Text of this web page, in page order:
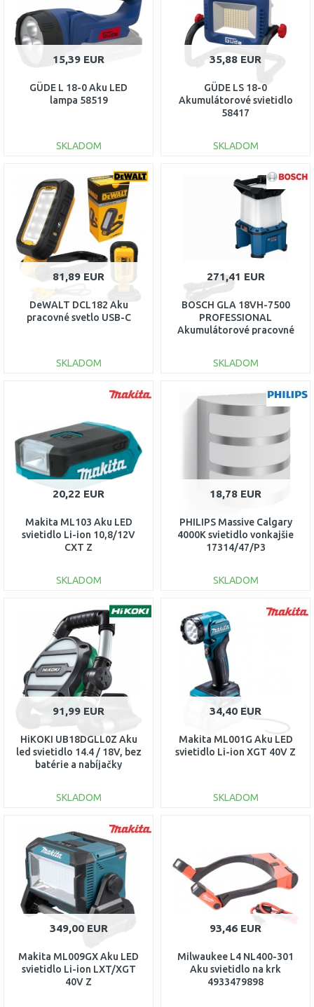
15,39 EUR
GÜDE L 18-0 Aku LED
lampa 58519
SKLADOM
DO KOŠÍKA
Porovnať
35,88 EUR
GÜDE LS 18-0
Akumulátorové svietidlo
58417
SKLADOM
DO KOŠÍKA
Porovnať
81,89 EUR
DeWALT DCL182 Aku
pracovné svetlo USB-C
SKLADOM
DO KOŠÍKA
271,41 EUR
BOSCH GLA 18VH-7500
PROFESSIONAL
Akumulátorové pracovné
SKLADOM
DO KOŠÍKA
Porovnať
20,22 EUR
Makita ML103 Aku LED
svietidlo Li-ion 10,8/12V
CXT Z
SKLADOM
DO KOŠÍKA
Porovnať
18,78 EUR
PHILIPS Massive Calgary
4000K svietidlo vonkajšie
17314/47/P3
SKLADOM
DO KOŠÍKA
Porovnať
91,99 EUR
HiKOKI UB18DGLL0Z Aku
led svietidlo 14.4 / 18V, bez
batérie a nabíjačky
SKLADOM
DO KOŠÍKA
Porovnať
34,40 EUR
Makita ML001G Aku LED
svietidlo Li-ion XGT 40V Z
SKLADOM
Porovnať
349,00 EUR
Makita ML009GX Aku LED
svietidlo Li-ion LXT/XGT
40V Z
93,46 EUR
Milwaukee L4 NL400-301
Aku svietidlo na krk
4933479898